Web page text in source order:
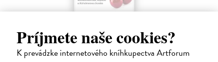
Príjmete naše cookies?
K prevádzke internetového kníhkupectva Artforum
Strunz Ulrich| Kniha
Léčba střevních onemocnění a jejich prevence. Zdravá
střeva jsou předpokladem zdravého těla.